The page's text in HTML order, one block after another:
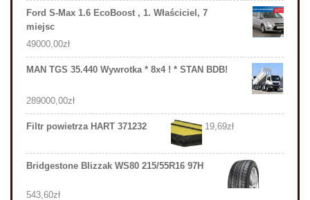
Ford S-Max 1.6 EcoBoost , 1. Właściciel, 7
miejsc
49000,00zł
MAN TGS 35.440 Wywrotka * 8x4 ! * STAN BDB!
289000,00zł
Filtr powietrza HART 371232 19,69zł
Bridgestone Blizzak WS80 215/55R16 97H
543,60zł